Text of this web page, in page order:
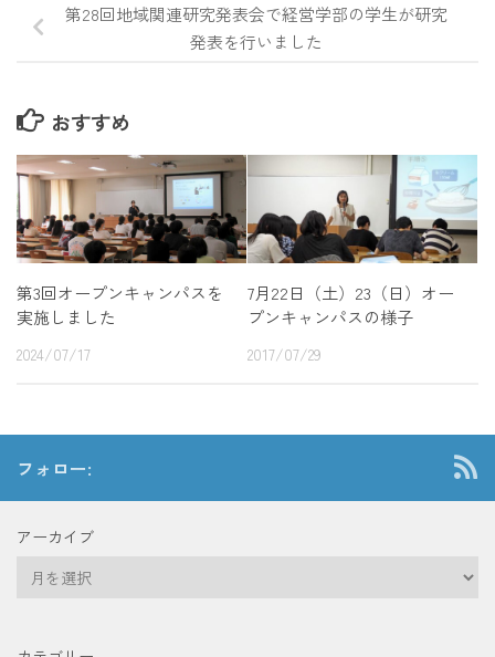
第28回地域関連研究発表会で経営学部の学生が研究
発表を行いました
おすすめ
第3回オープンキャンパスを
実施しました
2024/07/17
7月22日（土）23（日）オー
プンキャンパスの様子
2017/07/29
フォロー:
アーカイブ
イ